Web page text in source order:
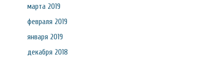
марта 2019
февраля 2019
января 2019
декабря 2018